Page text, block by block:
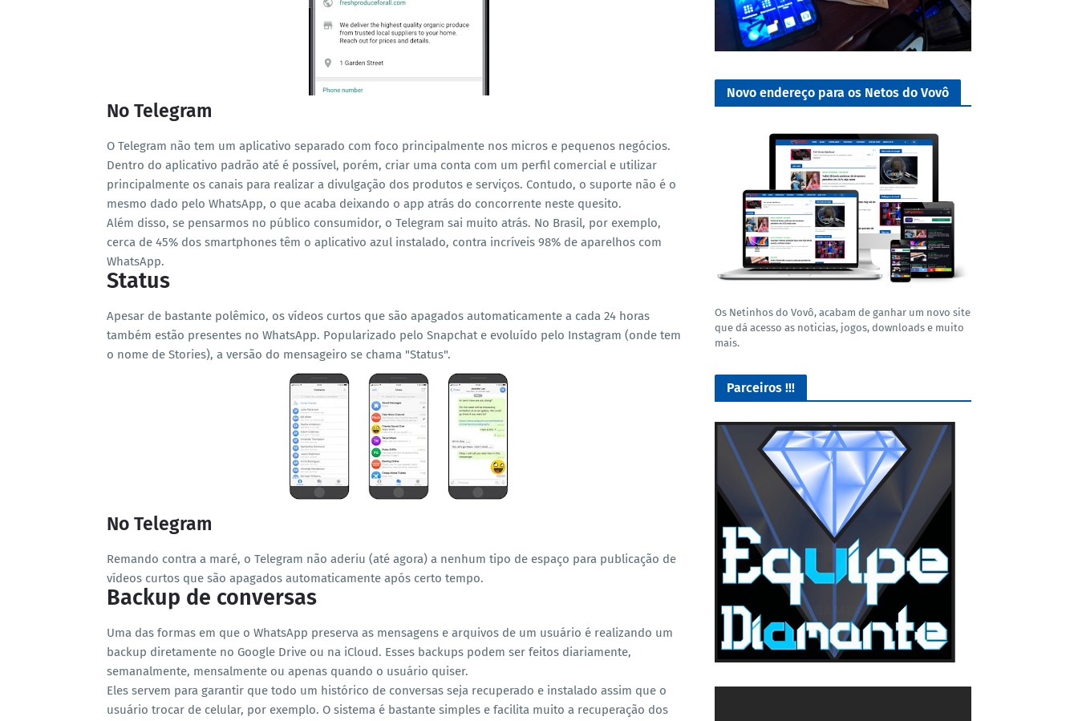
No Telegram
O Telegram não tem um aplicativo separado com foco principalmente nos micros e pequenos negócios.
Dentro do aplicativo padrão até é possível, porém, criar uma conta com um perfil comercial e utilizar
principalmente os canais para realizar a divulgação dos produtos e serviços. Contudo, o suporte não é o
mesmo dado pelo WhatsApp, o que acaba deixando o app atrás do concorrente neste quesito.
Além disso, se pensarmos no público consumidor, o Telegram sai muito atrás. No Brasil, por exemplo,
cerca de 45% dos smartphones têm o aplicativo azul instalado, contra incríveis 98% de aparelhos com
WhatsApp.
Status
Apesar de bastante polêmico, os vídeos curtos que são apagados automaticamente a cada 24 horas
também estão presentes no WhatsApp. Popularizado pelo Snapchat e evoluído pelo Instagram (onde tem
o nome de Stories), a versão do mensageiro se chama "Status".
No Telegram
Remando contra a maré, o Telegram não aderiu (até agora) a nenhum tipo de espaço para publicação de
vídeos curtos que são apagados automaticamente após certo tempo.
Backup de conversas
Uma das formas em que o WhatsApp preserva as mensagens e arquivos de um usuário é realizando um
backup diretamente no Google Drive ou na iCloud. Esses backups podem ser feitos diariamente,
semanalmente, mensalmente ou apenas quando o usuário quiser.
Eles servem para garantir que todo um histórico de conversas seja recuperado e instalado assim que o
usuário trocar de celular, por exemplo. O sistema é bastante simples e facilita muito a recuperação dos
Novo endereço para os Netos do Vovô
Os Netinhos do Vovô, acabam de ganhar um novo site
que dá acesso as noticias, jogos, downloads e muito
mais.
Parceiros !!!